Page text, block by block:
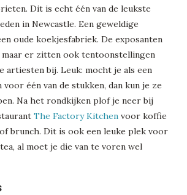
Dit is echt één van de leukste
in Newcastle. Een geweldige
oude koekjesfabriek. De exposanten
maar er zitten ook tentoonstellingen
artiesten bij. Leuk: mocht je als een
één van de stukken, dan kun je ze
Na het rondkijken plof je neer bij
The Factory Kitchen voor koffie
brunch. Dit is ook een leuke plek voor
al moet je die van te voren wel